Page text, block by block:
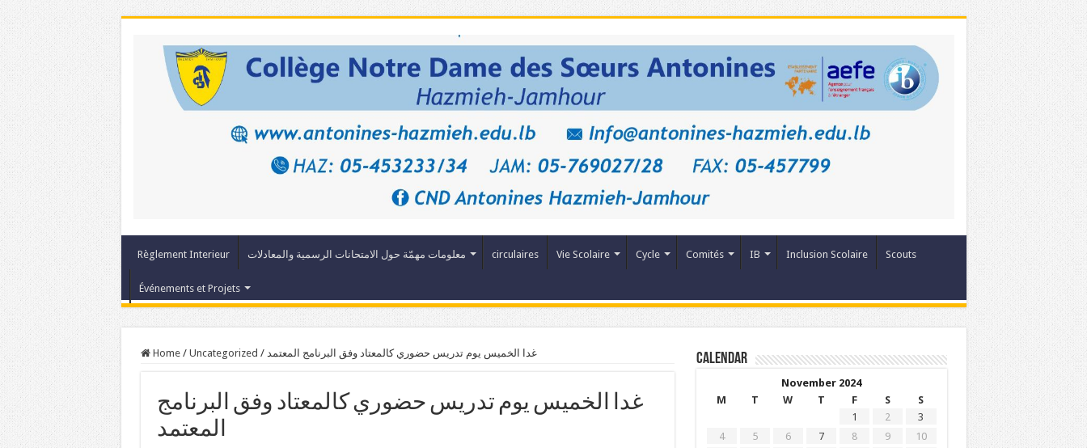
Règlement Interieur معلومات مهمّة حول الامتحانات الرسمية والمعادلات circulaires Vie Scolaire Cycle Comités IB Inclusion Scolaire Scouts
Événements et Projets
Home / Uncategorized / غدا الخميس يوم تدريس حضوري كالمعتاد وفق البرنامج المعتمد
غدا الخميس يوم تدريس حضوري كالمعتاد وفق البرنامج
المعتمد
Calendar
November 2024
M
T W T F S
S
1
2
3
4
5 6 7 8 9
10